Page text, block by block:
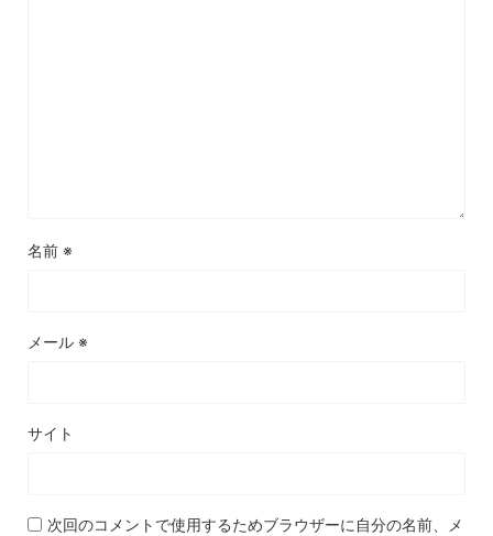
名前 ※
メール ※
サイト
次回のコメントで使用するためブラウザーに自分の名前、メ